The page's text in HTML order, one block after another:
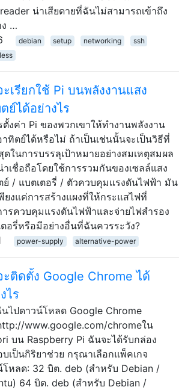
น่าเสียดายที่ฉันไม่สามารถเข้าถึง
ง …
debian setup networking
ssh
เรียกใช้ Pi บนพลังงานแสง
ย์ได้อย่างไร
ตั้งค่า Pi ของพวกเขาให้ทำงานพลังงาน
าทิตย์ได้หรือไม่ ถ้าเป็นเช่นนั้นจะเป็นวิธีที่
ดในการบรรลุเป้าหมายอย่างสมเหตุสมผล
าเชื่อถือโดยใช้การรวมกันของเซลล์แสง
ย์ / แบตเตอรี่ / ตัวควบคุมแรงดันไฟฟ้า มัน
พียงแค่การสร้างแผงที่ให้กระแสไฟที่
ารควบคุมแรงดันไฟฟ้าและจ่ายไฟสำรอง
ตอรี่หรือมีอย่างอื่นที่ฉันควรระวัง?
power-supply alternative-power
ติดตั้ง Google Chrome ได้
ไร
นไปดาวน์โหลด Google Chrome
www.google.com/chromeใน
บน Raspberry Pi ฉันจะได้รับกล่อง
เป็นกิริยาช่วย กรุณาเลือกแพ็คเกจ
โหลด: 32 บิต. deb (สำหรับ Debian /
64 บิต. deb (สำหรับ Debian /